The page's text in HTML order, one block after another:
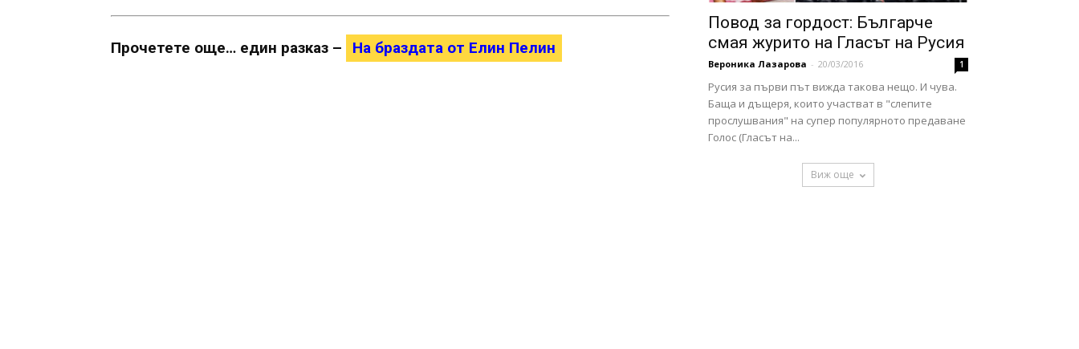
Прочетете още… един разказ – На браздата от Елин Пелин
Повод за гордост: Българче
смая журито на Гласът на Русия
Вероника Лазарова - 20/03/2016 1
Русия за първи път вижда такова нещо. И чува.
Баща и дъщеря, които участват в "слепите
прослушвания" на супер популярното предаване
Голос (Гласът на...
Виж още